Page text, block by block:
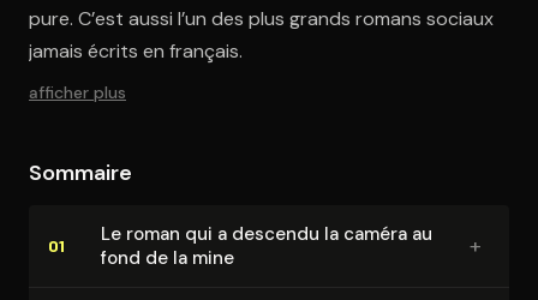
pure. C’est aussi l’un des plus grands romans sociaux
jamais écrits en français.
afficher plus
Sommaire
01
Le roman qui a descendu la caméra au
fond de la mine
+